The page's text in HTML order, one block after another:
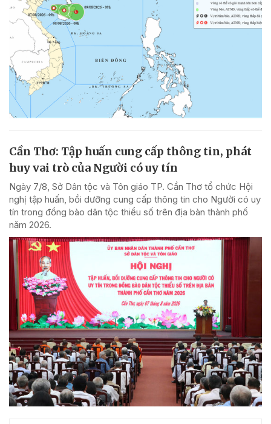
Cần Thơ: Tập huấn cung cấp thông tin, phát
huy vai trò của Người có uy tín
Ngày 7/8, Sở Dân tộc và Tôn giáo TP. Cần Thơ tổ chức Hội
nghị tập huấn, bồi dưỡng cung cấp thông tin cho Người có uy
tín trong đồng bào dân tộc thiểu số trên địa bàn thành phố
năm 2026.